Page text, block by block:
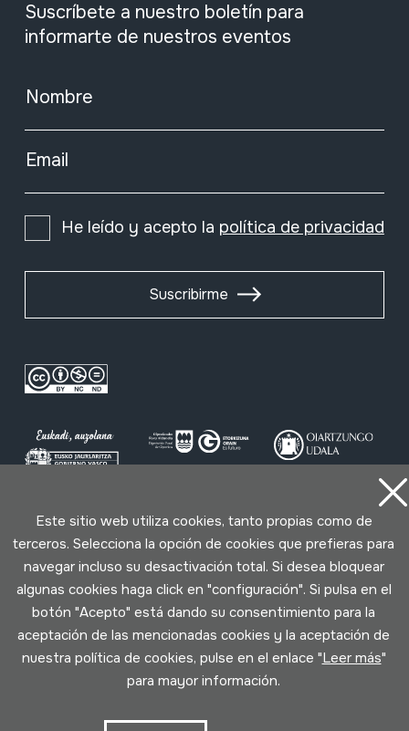
Suscríbete a nuestro boletín para
informarte de nuestros eventos
Nombre
Email
He leído y acepto la política de privacidad
Suscribirme
Condiciones de uso
Política de privacidad
Política de cookies
Desarrollado por Lotura
Este sitio web utiliza cookies, tanto propias como de
terceros. Selecciona la opción de cookies que prefieras para
navegar incluso su desactivación total. Si desea bloquear
algunas cookies haga click en "configuración". Si pulsa en el
botón "Acepto" está dando su consentimiento para la
aceptación de las mencionadas cookies y la aceptación de
nuestra política de cookies, pulse en el enlace "Leer más"
para mayor información.